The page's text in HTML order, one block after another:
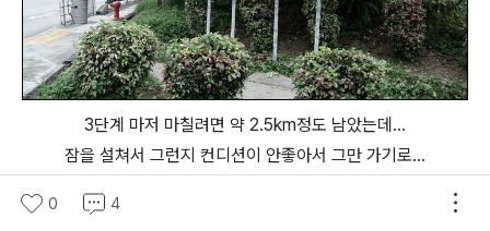
3단계 마저 마칠려면 약 2.5km정도 남았는데...
잠을 설쳐서 그런지 컨디션이 안좋아서 그만 가기로...
0 4